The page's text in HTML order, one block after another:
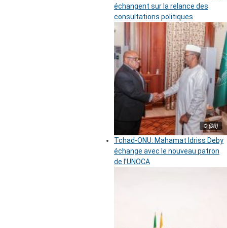
échangent sur la relance des
consultations politiques
© (DR)
Tchad-ONU: Mahamat Idriss Deby
échange avec le nouveau patron
de l’UNOCA